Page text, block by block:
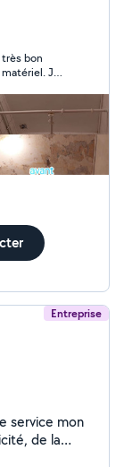
de rendre
de faire un
travail décent pour mes clients à bas prix. cordialement
Je
Entreprise
service mon
de la